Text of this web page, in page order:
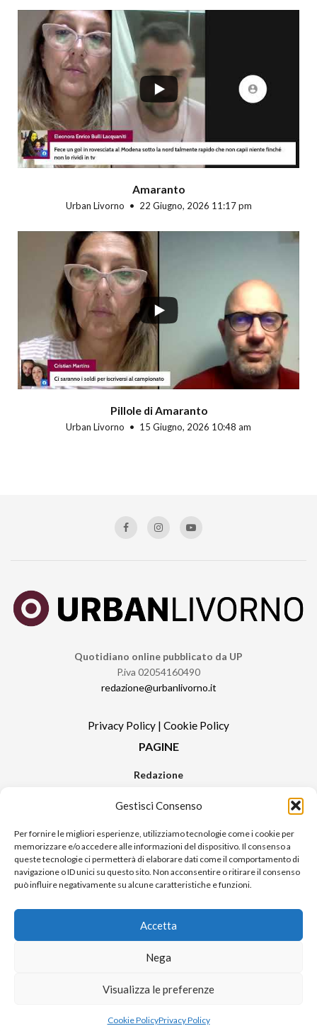
Gestisci Consenso
Per fornire le migliori esperienze, utilizziamo tecnologie come i cookie per
memorizzare e/o accedere alle informazioni del dispositivo. Il consenso a
queste tecnologie ci permetterà di elaborare dati come il comportamento di
navigazione o ID unici su questo sito. Non acconsentire o ritirare il consenso
può influire negativamente su alcune caratteristiche e funzioni.
Accetta
Nega
Visualizza le preferenze
Cookie PolicyPrivacy Policy
Amaranto
Urban Livorno 22 Giugno, 2026 11:17 pm
Pillole di Amaranto
Urban Livorno 15 Giugno, 2026 10:48 am
Quotidiano online pubblicato da UP
P.iva 02054160490
redazione@urbanlivorno.it
Privacy Policy | Cookie Policy
PAGINE
Redazione
Pubblicità
Sitemap
RUBRICHE
Notizie in Primo Piano
Urban Video
Livorno FAQs
© 2024 UP di Poggianti Simona | Urban Livorno è una testata giornalistica
iscritta al numero n. 09/2018 del Registro Stampa del Tribunale di Livorno